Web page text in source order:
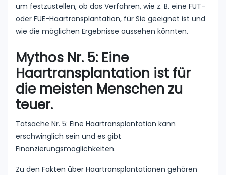
um festzustellen, ob das Verfahren, wie z. B. eine FUT-
oder FUE-Haartransplantation, für Sie geeignet ist und
wie die möglichen Ergebnisse aussehen könnten.
Mythos Nr. 5: Eine
Haartransplantation ist für
die meisten Menschen zu
teuer.
Tatsache Nr. 5: Eine Haartransplantation kann
erschwinglich sein und es gibt
Finanzierungsmöglichkeiten.
Zu den Fakten über Haartransplantationen gehören